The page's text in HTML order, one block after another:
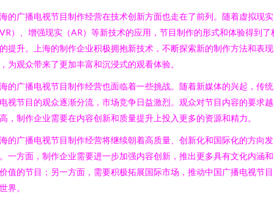
的广播电视节目制作经营在技术创新方面也走在了前列。随着虚拟现实
）、增强现实（AR）等新技术的应用，节目制作的形式和体验得到了
提升。上海的制作企业积极拥抱新技术，不断探索新的制作方法和表
为观众带来了更加丰富和沉浸式的观看体验。
的广播电视节目制作经营也面临着一些挑战。随着新媒体的兴起，传
视节目的观众逐渐分流，市场竞争日益激烈。观众对节目内容的要求
，制作企业需要在内容创新和质量提升上投入更多的资源和精力。
的广播电视节目制作经营将继续朝着高质量、创新化和国际化的方向发
一方面，制作企业需要进一步加强内容创新，推出更多具有文化内涵
值的节目；另一方面，需要积极拓展国际市场，推动中国广播电视节
界。